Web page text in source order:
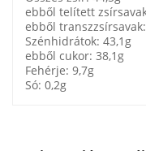
ebből telített
ebből
Szénhidrátok: 43,1g
ebből cukor: 38,1g
Fehérje: 9,7g
Só: 0,2g